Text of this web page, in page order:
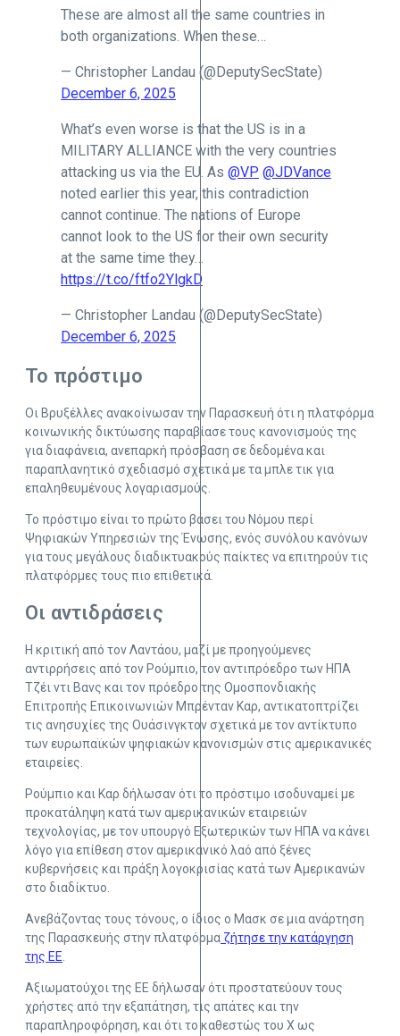
These are almost all the same countries in
both organizations. When these…
— Christopher Landau (@DeputySecState)
December 6, 2025
What’s even worse is that the US is in a
MILITARY ALLIANCE with the very countries
attacking us via the EU. As @VP @JDVance
noted earlier this year, this contradiction
cannot continue. The nations of Europe
cannot look to the US for their own security
at the same time they…
https://t.co/ftfo2YlgkD
— Christopher Landau (@DeputySecState)
December 6, 2025
Το πρόστιμο
Οι Βρυξέλλες ανακοίνωσαν την Παρασκευή ότι η πλατφόρμα
κοινωνικής δικτύωσης παραβίασε τους κανονισμούς της
για διαφάνεια, ανεπαρκή πρόσβαση σε δεδομένα και
παραπλανητικό σχεδιασμό σχετικά με τα μπλε τικ για
επαληθευμένους λογαριασμούς.
Το πρόστιμο είναι το πρώτο βάσει του Νόμου περί
Ψηφιακών Υπηρεσιών της Ένωσης, ενός συνόλου κανόνων
για τους μεγάλους διαδικτυακούς παίκτες να επιτηρούν τις
πλατφόρμες τους πιο επιθετικά.
Οι αντιδράσεις
Η κριτική από τον Λαντάου, μαζί με προηγούμενες
αντιρρήσεις από τον Ρούμπιο, τον αντιπρόεδρο των ΗΠΑ
Τζέι ντι Βανς και τον πρόεδρο της Ομοσπονδιακής
Επιτροπής Επικοινωνιών Μπρένταν Καρ, αντικατοπτρίζει
τις ανησυχίες της Ουάσινγκτον σχετικά με τον αντίκτυπο
των ευρωπαϊκών ψηφιακών κανονισμών στις αμερικανικές
εταιρείες.
Ρούμπιο και Καρ δήλωσαν ότι το πρόστιμο ισοδυναμεί με
προκατάληψη κατά των αμερικανικών εταιρειών
τεχνολογίας, με τον υπουργό Εξωτερικών των ΗΠΑ να κάνει
λόγο για επίθεση στον αμερικανικό λαό από ξένες
κυβερνήσεις και πράξη λογοκρισίας κατά των Αμερικανών
στο διαδίκτυο.
Ανεβάζοντας τους τόνους, ο ίδιος ο Μασκ σε μια ανάρτηση
της Παρασκευής στην πλατφόρμα ζήτησε την κατάργηση
της ΕΕ.
Αξιωματούχοι της ΕΕ δήλωσαν ότι προστατεύουν τους
χρήστες από την εξαπάτηση, τις απάτες και την
παραπληροφόρηση, και ότι το καθεστώς του X ως